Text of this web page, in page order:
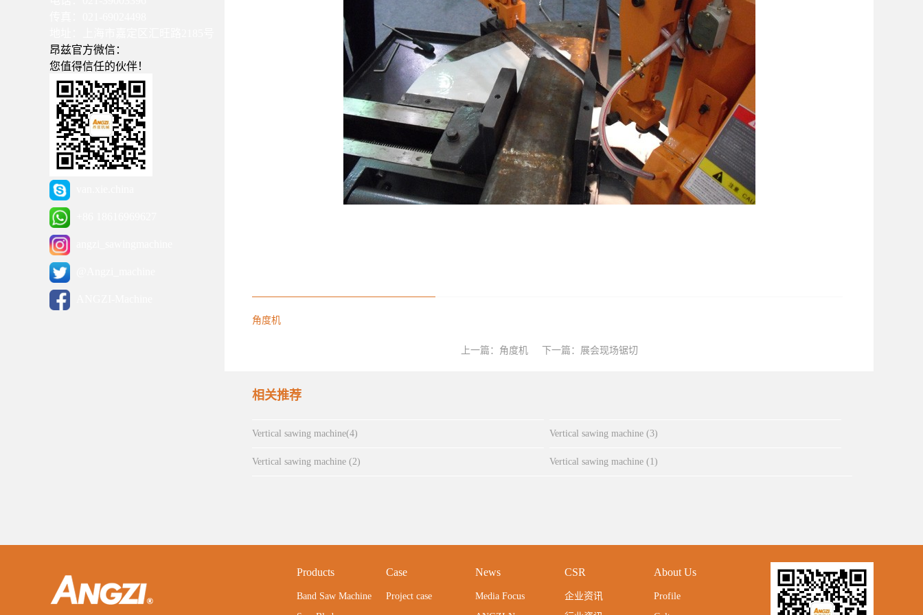
昂兹官方微信：
您值得信任的伙伴！
角度机
上一篇： 角度机 下一篇： 展会现场锯切
相关推荐
Vertical sawing machine(4) Vertical sawing machine (3)
Vertical sawing machine (2) Vertical sawing machine (1)
Products
Band Saw Machine
Case
Project case
News
Media Focus
CSR
企业资讯
About Us
Profile